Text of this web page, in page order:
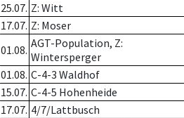
25.07. Z: Witt
17.07. Z: Moser
01.08. AGT-Population, Z:
Wintersperger
01.08. C-4-3 Waldhof
15.07. C-4-5 Hohenheide
17.07. 4/7/Lattbusch